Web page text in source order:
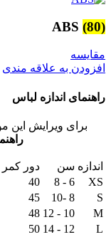
ABS (80)
مقایسه
افزودن به علاقه مندی
راهنمای اندازه لباس
برای ویرایش این
اندازه سن دور کمر
XS
6 - 8
40
S
8 -10
45
M
10 - 12
48
L
12 - 14
50